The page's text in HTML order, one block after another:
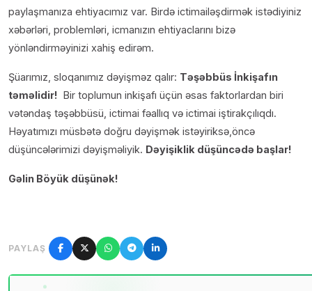
paylaşmanıza ehtiyacımız var. Birdə ictimailəşdirmək istədiyiniz
xəbərləri, problemləri, icmanızın ehtiyaclarını bizə
yönləndirməyinizi xahiş edirəm.
Şüarımız, sloqanımız dəyişməz qalır: Təşəbbüs İnkişafın
təməlidir! Bir toplumun inkişafı üçün əsas faktorlardan biri
vətəndaş təşəbbüsü, ictimai fəallıq və ictimai iştirakçılıqdı.
Həyatımızı müsbətə doğru dəyişmək istəyiriksə,öncə
düşüncələrimizi dəyişməliyik. Dəyişiklik düşüncədə başlar!
Gəlin Böyük düşünək!
PAYLAŞ